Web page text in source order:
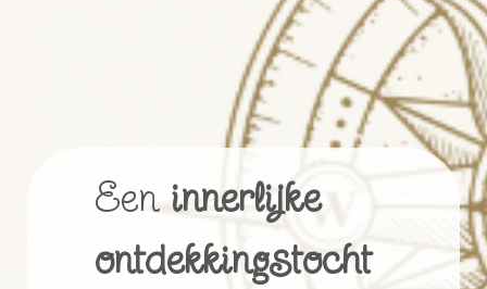
Eeninnerlijke
ontdekkingstocht